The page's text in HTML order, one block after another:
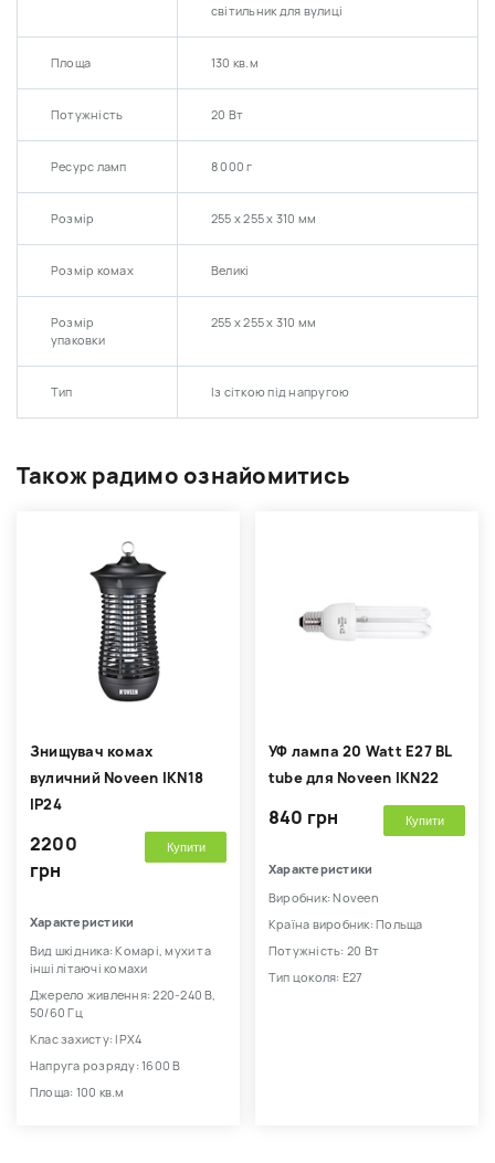
світильник для вулиці
Площа 130 кв.м
Потужність 20 Вт
Ресурс ламп 8 000 г
Розмір 255 х 255 х 310 мм
Розмір комах Великі
Розмір
упаковки
255 х 255 х 310 мм
Тип Із сіткою під напругою
Також радимо ознайомитись
Знищувач комах
вуличний Noveen IKN18
IP24
2200
грн
Купити
Характеристики
Вид шкідника: Комарі, мухи та
інші літаючі комахи
Джерело живлення: 220-240 В,
50/60 Гц
Клас захисту: IPX4
Напруга розряду: 1600 В
Площа: 100 кв.м
УФ лампа 20 Watt E27 BL
tube для Noveen IKN22
840 грн Купити
Характеристики
Виробник: Noveen
Країна виробник: Польща
Потужність: 20 Вт
Тип цоколя: E27